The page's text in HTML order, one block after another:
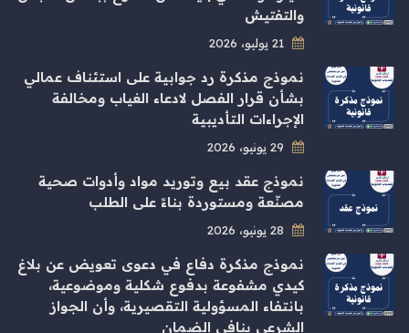
والتفتيش
نموذج مذكرة رد جوابية على استئناف عمالي
بشأن قرار الفصل لادعاء الغياب ومخالفة
الإجراءات التأديبية
نموذج عقد بيع وتوريد مواد وأدوات صحية
مصنّعة ومستوردة بناءً على الطلب
نموذج مذكرة دفاع في دعوى تعويض عن بلاغ
كيدي مشفوعة بدفوع شكلية وموضوعية،
بانتفاء المسؤولية التقصيرية، وأن الجواز
الشرعي ينافي الضمان